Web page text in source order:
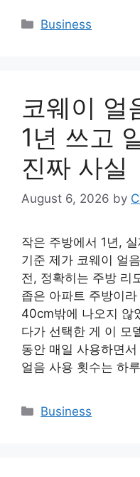
Categories
Business
코웨이 얼
1년 쓰고
진짜 사실
August 6, 2026 by
작은 주방에서 1년,
기준 제가 코웨이 얼
전, 정확히는 주방 리
좁은 아파트 주방이
40cm밖에 나오지 않
다가 선택한 게 이 모
동안 매일 사용하면
얼음 사용 횟수는 하
Categories
Business